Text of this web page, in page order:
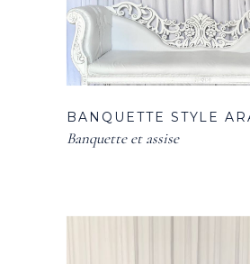
BANQUETTE STYLE
Banquette et assise